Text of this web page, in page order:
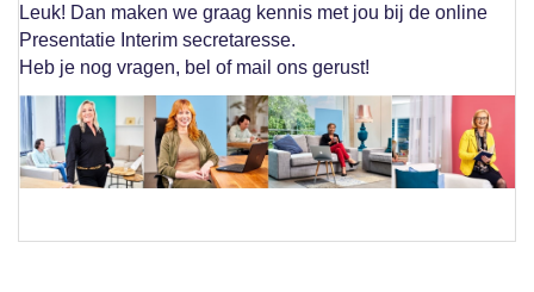
Leuk! Dan maken we graag kennis met jou bij de online
Presentatie Interim secretaresse.
Heb je nog vragen, bel of mail ons gerust!